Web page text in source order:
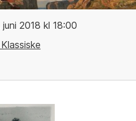
juni 2018 kl 18:00